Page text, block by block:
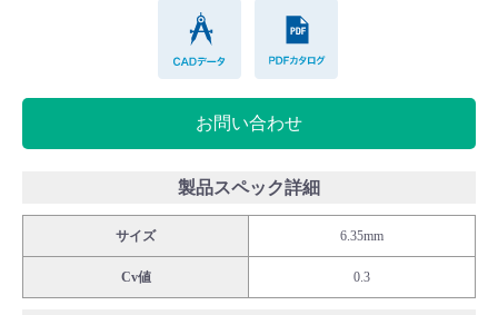
バルブと継手のきほん
説明会・講習会
Corporate Blog
お問い合わせ
製品スペック詳細
サイズ 6.35mm
Cv値 0.3